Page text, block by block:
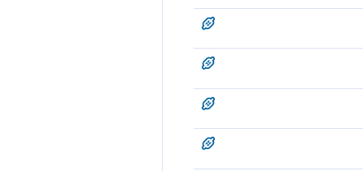
تاکہ کسی کو ان کے جانے کا